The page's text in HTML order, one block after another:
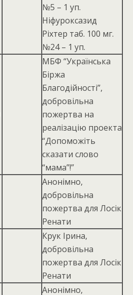
№5 – 1 уп.
Ніфуроксазид
Ріхтер таб. 100 мг.
№24 – 1 уп.
МБФ “Українська
Біржа
Благодійності”,
добровільна
пожертва на
реалізацію проекта
“Допоможіть
сказати слово
“мама”!”
Анонімно,
добровільна
пожертва для Лосік
Ренати
Крук Ірина,
добровiльна
пожертва для Лосiк
Ренати
Анонімно,